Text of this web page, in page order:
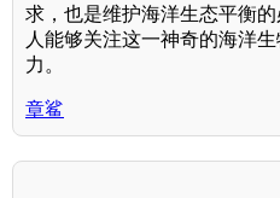
求，也是维护海洋生态平衡
人能够关注这一神奇的海洋
力。
章鲨